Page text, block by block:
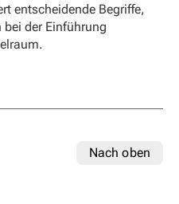
entscheidende Begriffe,
der Einführung
Nach oben